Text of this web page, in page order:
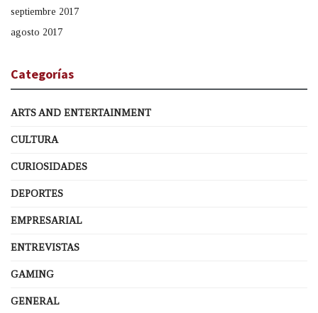
septiembre 2017
agosto 2017
Categorías
ARTS AND ENTERTAINMENT
CULTURA
CURIOSIDADES
DEPORTES
EMPRESARIAL
ENTREVISTAS
GAMING
GENERAL